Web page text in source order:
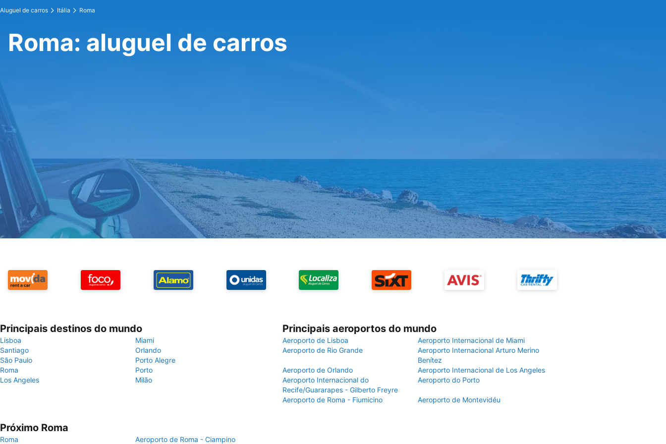
Aluguel de carros Itália Roma
Roma: aluguel de carros
Principais destinos do mundo
Lisboa
Miami
Santiago
Orlando
São Paulo
Porto Alegre
Roma
Porto
Los Angeles
Milão
Principais aeroportos do mundo
Aeroporto de Lisboa
Aeroporto Internacional de Miami
Aeroporto de Rio Grande
Aeroporto Internacional Arturo Merino
Benítez
Aeroporto de Orlando
Aeroporto Internacional de Los Angeles
Aeroporto Internacional do
Recife/Guararapes - Gilberto Freyre
Aeroporto do Porto
Aeroporto de Roma - Fiumicino Aeroporto de Montevidéu
Próximo Roma
Roma Aeroporto de Roma - Ciampino